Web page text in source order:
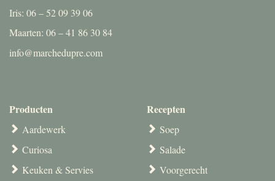
Iris: 06 – 52 09 39 06
Maarten: 06 – 41 86 30 84
info@marchedupre.com
Producten
Aardewerk
Curiosa
Keuken & Servies
Recepten
Soep
Salade
Voorgerecht